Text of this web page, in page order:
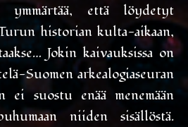
ymmärtää, että löydetyt
historian kulta-aikaan,
Jokin kaivauksissa on
Suomen arkealogiaseuran
ei suostu enää menemään
niiden sisällöstä.